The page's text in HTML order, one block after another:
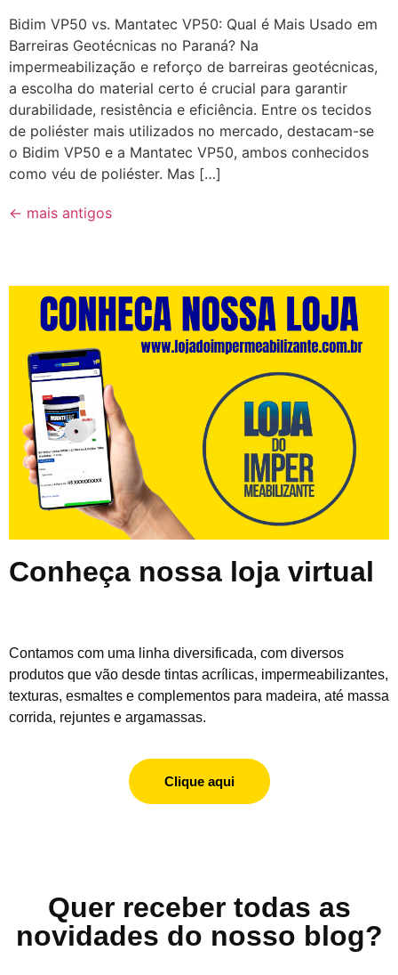
Bidim VP50 vs. Mantatec VP50: Qual é Mais Usado em
Barreiras Geotécnicas no Paraná? Na
impermeabilização e reforço de barreiras geotécnicas,
a escolha do material certo é crucial para garantir
durabilidade, resistência e eficiência. Entre os tecidos
de poliéster mais utilizados no mercado, destacam-se
o Bidim VP50 e a Mantatec VP50, ambos conhecidos
como véu de poliéster. Mas […]
← mais antigos
Conheça nossa loja virtual
Contamos com uma linha diversificada, com diversos
produtos que vão desde tintas acrílicas, impermeabilizantes,
texturas, esmaltes e complementos para madeira, até massa
corrida, rejuntes e argamassas.
Clique aqui
Quer receber todas as
novidades do nosso blog?